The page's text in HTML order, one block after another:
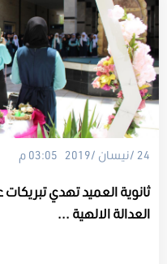
24 /نيسان /2019 03:05 م
ثانوية العميد تهدي
العدالة الالهية ...